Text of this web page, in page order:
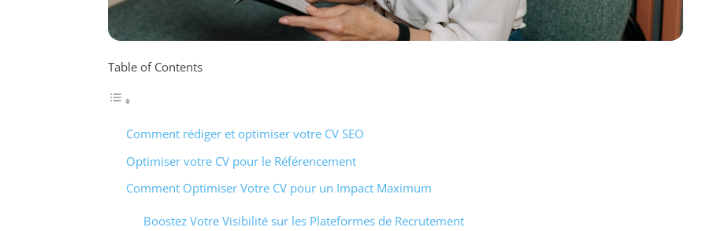
Table of Contents
Comment rédiger et optimiser votre CV SEO
Optimiser votre CV pour le Référencement
Comment Optimiser Votre CV pour un Impact Maximum
Boostez Votre Visibilité sur les Plateformes de Recrutement